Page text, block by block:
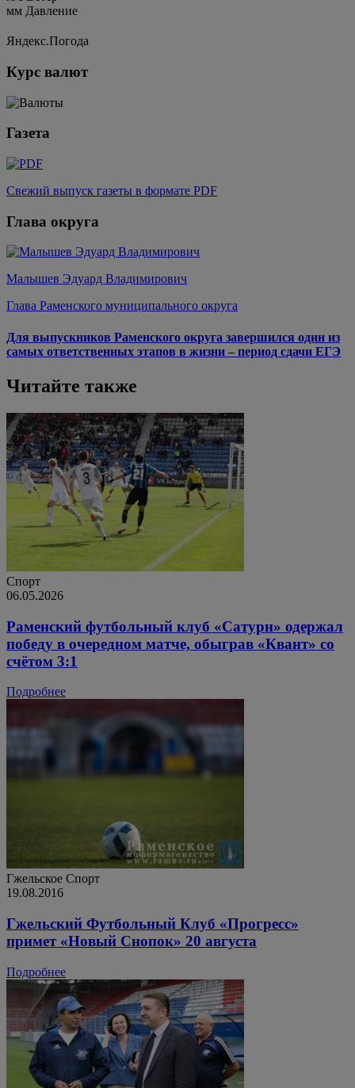
мм Давление
Яндекс.Погода
Курс валют
Газета
Свежий выпуск газеты в формате PDF
Глава округа
Малышев Эдуард Владимирович
Глава Раменского муниципального округа
Для выпускников Раменского округа завершился один из
самых ответственных этапов в жизни – период сдачи ЕГЭ
Читайте также
Спорт
06.05.2026
Раменский футбольный клуб «Сатурн» одержал
победу в очередном матче, обыграв «Квант» со
счётом 3:1
Подробнее
Гжельское Спорт
19.08.2016
Гжельский Футбольный Клуб «Прогресс»
примет «Новый Снопок» 20 августа
Подробнее